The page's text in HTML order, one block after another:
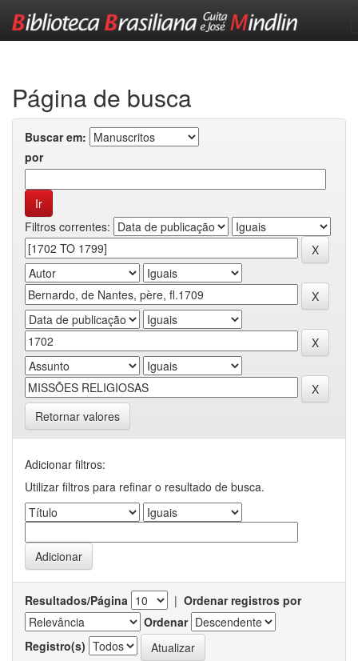
Página de busca
Buscar em:
por
Filtros correntes:
Retornar valores
Adicionar filtros:
Utilizar filtros para refinar o resultado de busca.
Resultados/Página | Ordenar registros por
Ordenar
Registro(s)